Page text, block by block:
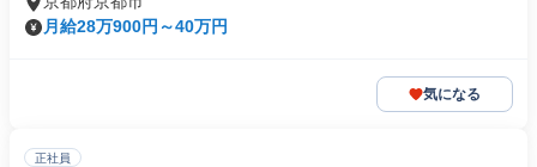
月給28万900円～40万円
気になる
正社員